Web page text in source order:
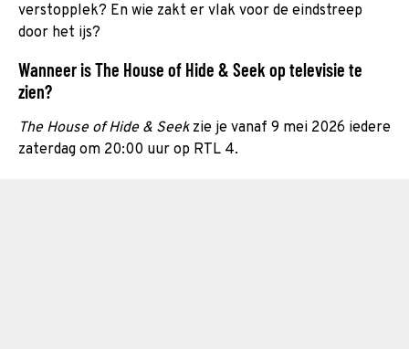
verstopplek? En wie zakt er vlak voor de eindstreep
door het ijs?
Wanneer is The House of Hide & Seek op televisie te
zien?
The House of Hide & Seekzie je vanaf 9 mei 2026 iedere
zaterdag om 20:00 uur op RTL 4.